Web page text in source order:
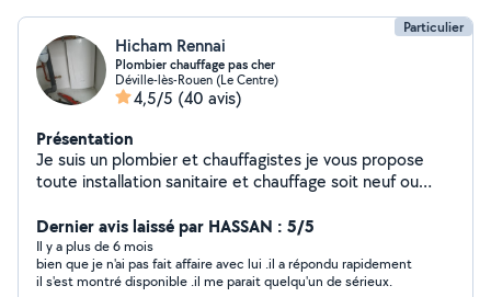
Particulier
Hicham Rennai
Plombier chauffage pas cher
Déville-lès-Rouen (Le Centre)
4,5/5 (40 avis)
Présentation
Je suis un plombier et chauffagistes je vous propose
toute installation sanitaire et chauffage soit neuf ou
Dernier avis laissé par HASSAN : 5/5
Il y a plus de 6 mois
bien que je n'ai pas fait affaire avec lui .il a répondu rapidement
il s'est montré disponible .il me parait quelqu'un de sérieux.